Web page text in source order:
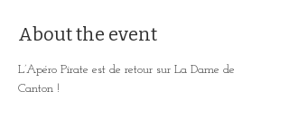
About the event
L’Apéro Pirate est de retour sur La Dame de
Canton !